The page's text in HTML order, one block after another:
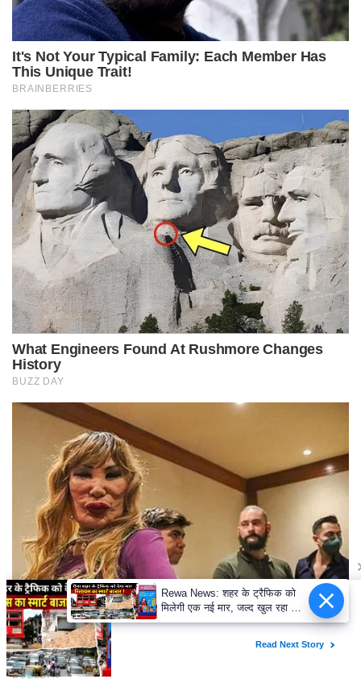
Rewa News: शहर के ट्रैफिक को
मिलेगी एक नई मार, जल्द खुल रहा है
रिलायंस स्मार्ट बाजार